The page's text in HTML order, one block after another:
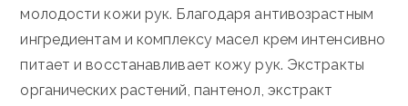
молодости кожи рук. Благодаря антивозрастным
ингредиентам и комплексу масел крем интенсивно
питает и восстанавливает кожу рук. Экстракты
органических растений, пантенол, экстракт